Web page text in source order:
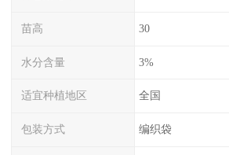
苗高 30
水分含量 3%
适宜种植地区 全国
包装方式 编织袋